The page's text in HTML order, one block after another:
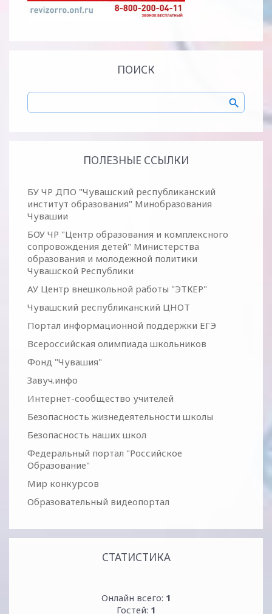
ПОИСК
ПОЛЕЗНЫЕ ССЫЛКИ
БУ ЧР ДПО "Чувашский республиканский
институт образования" Минобразования
Чувашии
БОУ ЧР "Центр образования и комплексного
сопровождения детей" Министерства
образования и молодежной политики
Чувашской Республики
АУ Центр внешкольной работы "ЭТКЕР"
Чувашский республиканский ЦНОТ
Портал информационной поддержки ЕГЭ
Всероссийская олимпиада школьников
Фонд "Чувашия"
Завуч.инфо
Интернет-сообщество учителей
Безопасность жизнедеятельности школы
Безопасность наших школ
Федеральный портал "Российское
Образование"
Мир конкурсов
Образовательный видеопортал
СТАТИСТИКА
Онлайн всего: 1
Гостей: 1